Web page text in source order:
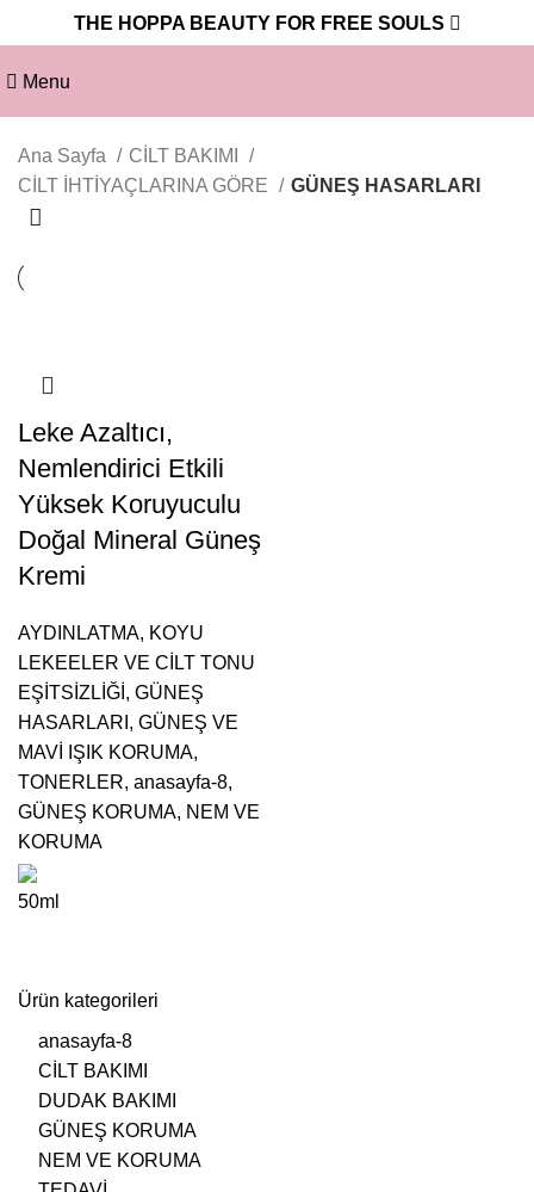
THE HOPPA BEAUTY FOR FREE SOULS
Menu
Ürün kategorileri
anasayfa-8
CİLT BAKIMI
DUDAK BAKIMI
GÜNEŞ KORUMA
NEM VE KORUMA
Ana Sayfa
CİLT BAKIMI
CİLT İHTİYAÇLARINA GÖRE
GÜNEŞ HASARLARI
Leke Azaltıcı,
Nemlendirici Etkili
Yüksek Koruyuculu
Doğal Mineral Güneş
Kremi
AYDINLATMA, KOYU
LEKEELER VE CİLT TONU
EŞİTSİZLİĞİ , GÜNEŞ
HASARLARI , GÜNEŞ VE
MAVİ IŞIK KORUMA,
TONERLER, anasayfa-8,
GÜNEŞ KORUMA, NEM VE
KORUMA
50ml